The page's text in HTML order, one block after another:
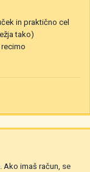
in praktično cel
tako)
Ako imaš račun, se